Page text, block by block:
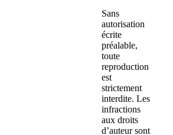
Sans
autorisation
écrite
préalable,
toute
reproduction
est
strictement
interdite. Les
infractions
aux droits
d’auteur sont